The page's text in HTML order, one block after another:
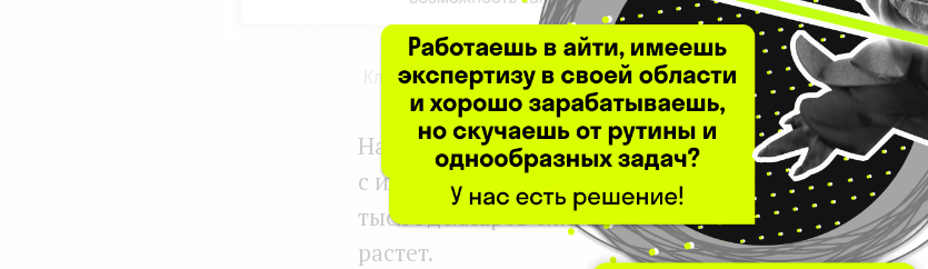
Кликните на картинку, чтобы открыть карточку стартапа Fasol
На рынке музыкального образования онлайн тогда
с инвестициями в десятки миллионов и
тысяч долларов ежемесячно. Это ясно показывало
растет.